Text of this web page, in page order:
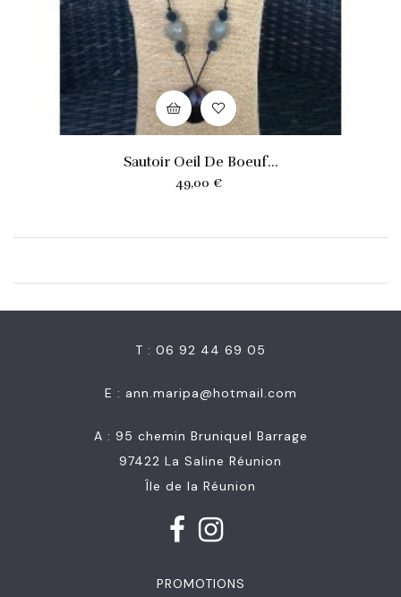
Sautoir Oeil De Boeuf...
Prix
49,00 €
T : 06 92 44 69 05
E : ann.maripa@hotmail.com
A : 95 chemin Bruniquel Barrage
97422 La Saline Réunion
Île de la Réunion
PROMOTIONS